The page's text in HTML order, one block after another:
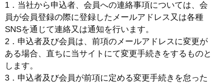
1．当社から申込者、会員への連絡事項については、会
員が会員登録の際に登録したメールアドレス又は各種
SNSを通じて連絡又は通知を行います。
2．申込者及び会員は、前項のメールアドレスに変更が
ある場合、直ちに当サイトにて変更手続きをするものと
します。
3．申込者及び会員が前項に定める変更手続きを怠った